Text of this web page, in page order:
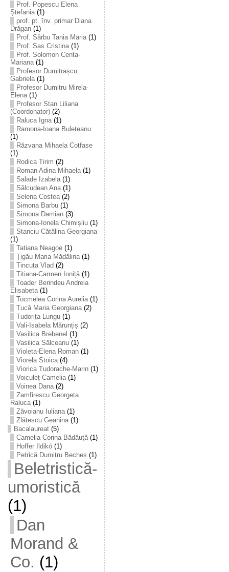
Prof. Popescu Elena
Ștefania(1)
prof. pt. înv. primar Diana
Drăgan(1)
Prof. Sârbu Tania Maria(1)
Prof. Sas Cristina(1)
Prof. Solomon Centa-
Mariana(1)
Profesor Dumitrașcu
Gabriela(1)
Profesor Dumitru Mirela-
Elena(1)
Profesor Stan Liliana
(Coordonator)(2)
Raluca Igna(1)
Ramona-Ioana Buleteanu
(1)
Răzvana Mihaela Cotfase
(1)
Rodica Tirim (2)
Roman Adina Mihaela(1)
Salade Izabela(1)
Sălcudean Ana(1)
Selena Costea(2)
Simona Barbu(1)
Simona Damian(3)
Simona-Ionela Chimișliu(1)
Stanciu Cătălina Georgiana
(1)
Tatiana Neagoe(1)
Țigău Maria Mădălina(1)
Tincuța Vlad (2)
Titiana-Carmen Ioniță(1)
Toader Berindeu Andreia
Elisabeta(1)
Tocmelea Corina Aurelia(1)
Tucă Maria Georgiana(2)
Tudorița Lungu(1)
Vali-Isabela Mărunțiș (2)
Vasilica Brebenel (1)
Vasilica Sălceanu(1)
Violeta-Elena Roman(1)
Viorela Stoica(4)
Viorica Tudorache-Marin(1)
Voiculeț Camelia(1)
Voinea Dana(2)
Zamfirescu Georgeta
Raluca(1)
Zăvoianu Iuliana(1)
Zlătescu Geanina(1)
Bacalaureat(5)
Camelia Corina Bădăuţă(1)
Hoffer Ildikó(1)
Petrică Dumitru Becheș (1)
Beletristică-
umoristică
(1)
Dan
Morand &
Co. (1)